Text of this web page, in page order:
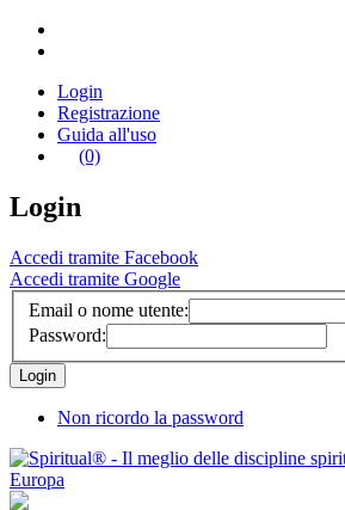
Login
Registrazione
Guida all'uso
(0)
Login
Accedi tramite Facebook
Accedi tramite Google
Email o nome utente:
Password:
Non ricordo la password